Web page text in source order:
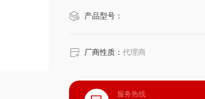
产品型号：
厂商性质：代理商
服务热线